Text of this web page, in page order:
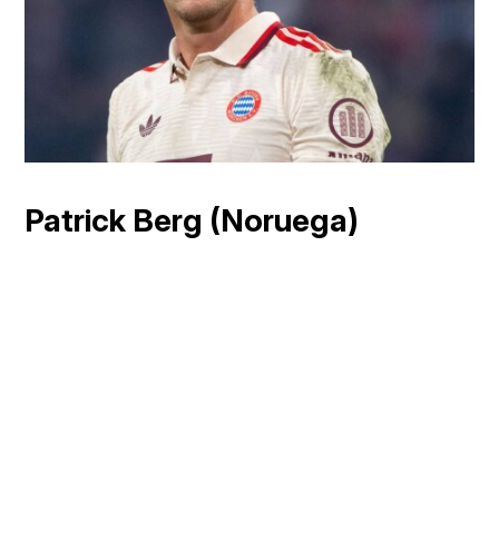
Patrick Berg (Noruega)